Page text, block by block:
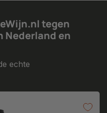
tegen
Nederland en
echte